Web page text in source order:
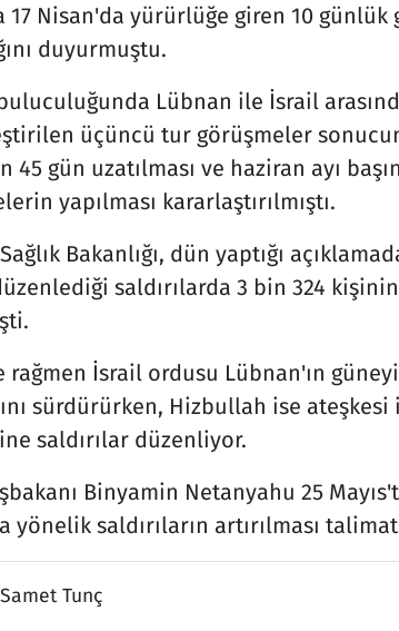
17 Nisan'da yürürlüğe giren 10
duyurmuştu.
Lübnan ile İsrail
üçüncü tur görüşmeler
45 gün uzatılması ve haziran ayı
yapılması kararlaştırılmıştı.
Bakanlığı, dün yaptığı
saldırılarda 3 bin 324
rağmen İsrail ordusu Lübnan'ın
sürdürürken, Hizbullah ise
saldırılar düzenliyor.
Binyamin Netanyahu 25
yönelik saldırıların artırılması
Samet Tunç